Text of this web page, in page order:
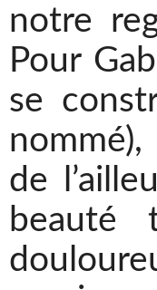
notre
Pour
se
de
beauté